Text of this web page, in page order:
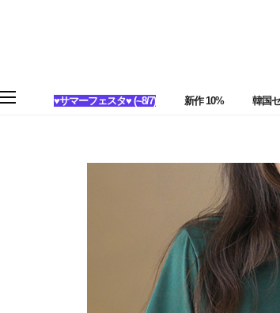
♥サマーフェスタ♥ (~8/7) 新作 10% 韓国